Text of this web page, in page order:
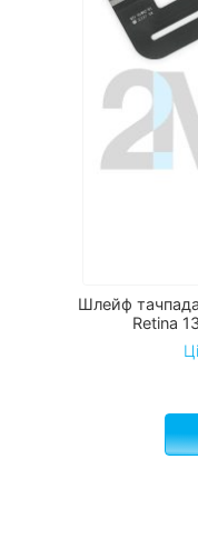
Шлейф
Retina